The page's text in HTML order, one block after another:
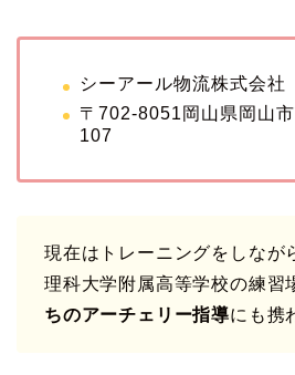
シーアール物流株式会社
〒702-8051岡山県岡山
107
現在はトレーニングをしなが
理科大学附属高等学校の練習
ちのアーチェリー指導にも携